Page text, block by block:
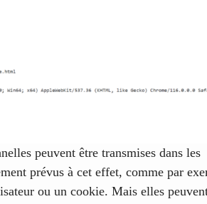
peuvent être transmises dans les
prévus à cet effet, comme par
ou un cookie. Mais elles